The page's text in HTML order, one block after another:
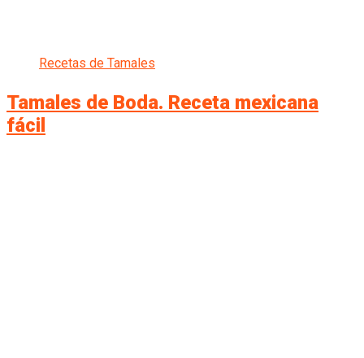
Recetas de Tamales
Tamales de Boda. Receta mexicana
fácil